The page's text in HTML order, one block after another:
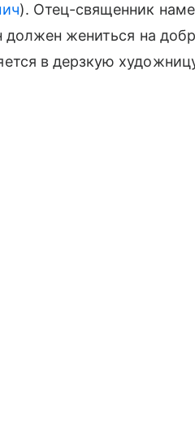
). Отец-священник
должен жениться на
в дерзкую